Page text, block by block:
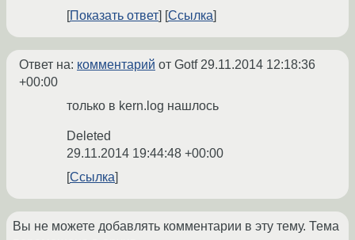
Показать ответ
Ссылка
Ответ на: комментарий от Gotf29.11.2014 12:18:36
+00:00
только в kern.log нашлось
Deleted
29.11.2014 19:44:48 +00:00
Ссылка
Вы не можете добавлять комментарии в эту тему. Тема